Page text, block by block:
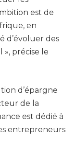
est de
en
d’évoluer des
», précise le
d’épargne
de la
est dédié à
entrepreneurs